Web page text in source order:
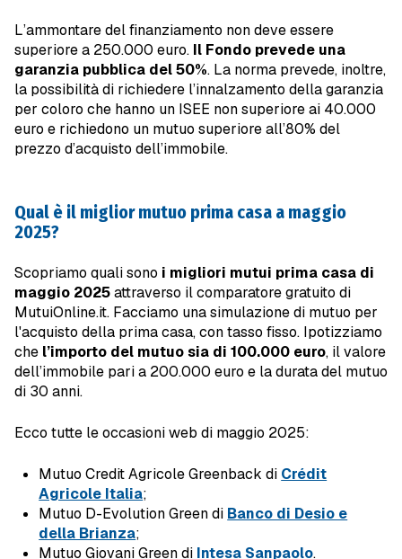
L’ammontare del finanziamento non deve essere
superiore a 250.000 euro. Il Fondo prevede una
garanzia pubblica del 50%. La norma prevede, inoltre,
la possibilità di richiedere l’innalzamento della garanzia
per coloro che hanno un ISEE non superiore ai 40.000
euro e richiedono un mutuo superiore all’80% del
prezzo d’acquisto dell’immobile.
Qual è il miglior mutuo prima casa a maggio
2025?
Scopriamo quali sono i migliori mutui prima casa di
maggio 2025attraverso il comparatore gratuito di
MutuiOnline.it. Facciamo una simulazione di mutuo per
l'acquisto della prima casa, con tasso fisso. Ipotizziamo
che l’importo del mutuo sia di 100.000 euro, il valore
dell’immobile pari a 200.000 euro e la durata del mutuo
di 30 anni.
Ecco tutte le occasioni web di maggio 2025:
Mutuo Credit Agricole Greenback di Crédit
Agricole Italia;
Mutuo D-Evolution Green di Banco di Desio e
della Brianza;
Mutuo Giovani Green di Intesa Sanpaolo.